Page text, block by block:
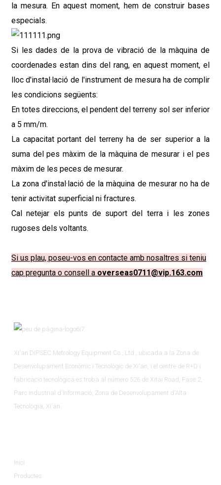
la mesura. En aquest moment, hem de construir bases
especials.
Si les dades de la prova de vibració de la màquina de
coordenades estan dins del rang, en aquest moment, el
lloc d'instal·lació de l'instrument de mesura ha de complir
les condicions següents:
En totes direccions, el pendent del terreny sol ser inferior
a 5 mm/m.
La capacitat portant del terreny ha de ser superior a la
suma del pes màxim de la màquina de mesurar i el pes
màxim de les peces de mesurar.
La zona d'instal·lació de la màquina de mesurar no ha de
tenir activitat superficial ni fractures.
Cal netejar els punts de suport del terra i les zones
rugoses dels voltants.
Si us plau, poseu-vos en contacte amb nosaltres si teniu
cap pregunta o consell a overseas0711@vip.163.com
Xi'an DIPSEC Metrology Equipment Co., Ltd., ubicada a la Zona de
Desenvolupament Econòmic i Tecnològic de Xi'an, i el centre de R+D i
fabricació tecnològica es troba al número 526 de Xitai Road, Fase 2,
Parc Industrial d'Informació, Zona de Desenvolupament d'Alta
Tecnologia, Xi'an.
Inici
Productes